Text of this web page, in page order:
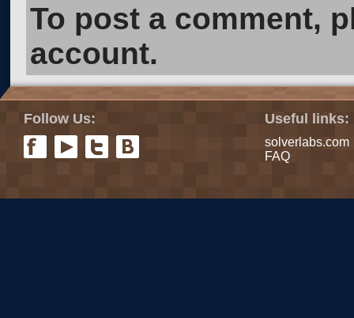
To post a comment,
account.
Follow Us: Useful links:
solverlabs.com
FAQ